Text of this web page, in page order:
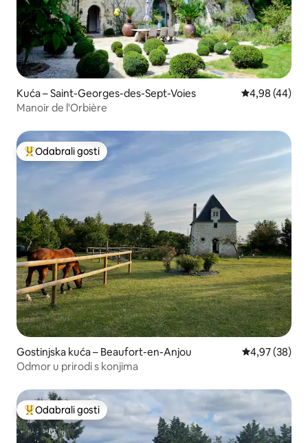
Kuća – Saint-Georges-des-Sept-Voies Prosječna
4,98 (44)
Manoir de l'Orbière
Među najviše rangiranima s oznakom „Odabrali gosti”
Odabrali gosti
Gostinjska kuća – Beaufort-en-Anjou Prosječna
4,97 (38)
Odmor u prirodi s konjima
Među najviše rangiranima s oznakom „Odabrali gosti”
Odabrali gosti